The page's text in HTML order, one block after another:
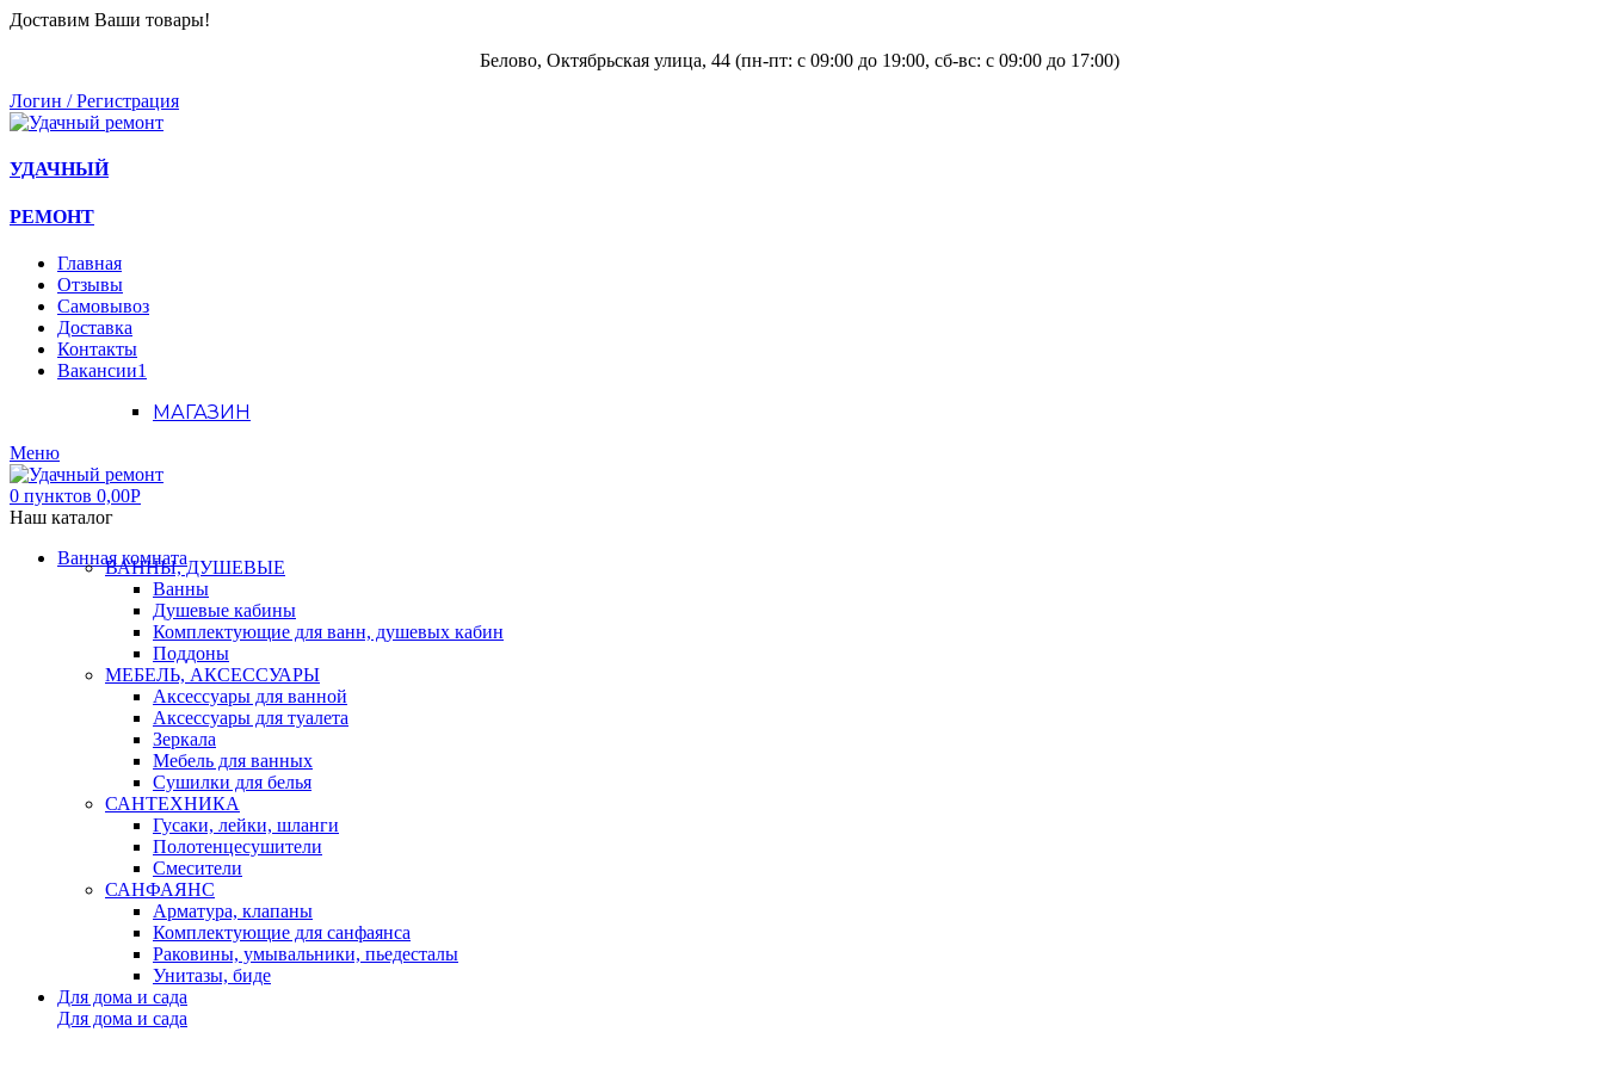
Доставим Ваши товары!
Белово, Октябрьская улица, 44 (пн-пт: с 09:00 до 19:00, сб-вс: с 09:00 до 17:00)
Логин / Регистрация
УДАЧНЫЙ
РЕМОНТ
Главная
Отзывы
Самовывоз
Доставка
Контакты
Вакансии1
МАГАЗИН
Меню
0 пунктов 0,00Р
Наш каталог
Ванная комната
ВАННЫ, ДУШЕВЫЕ
Ванны
Душевые кабины
Комплектующие для ванн, душевых кабин
Поддоны
МЕБЕЛЬ, АКСЕССУАРЫ
Аксессуары для ванной
Аксессуары для туалета
Зеркала
Мебель для ванных
Сушилки для белья
САНТЕХНИКА
Гусаки, лейки, шланги
Полотенцесушители
Смесители
САНФАЯНС
Арматура, клапаны
Комплектующие для санфаянса
Раковины, умывальники, пьедесталы
Унитазы, биде
Для дома и сада
Для дома и сада